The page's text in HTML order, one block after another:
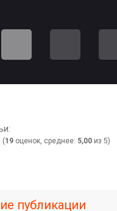
(19оценок, среднее: 5,00из 5)
публикации